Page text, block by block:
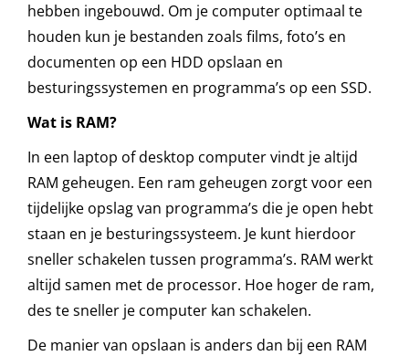
hebben ingebouwd. Om je computer optimaal te
houden kun je bestanden zoals films, foto’s en
documenten op een HDD opslaan en
besturingssystemen en programma’s op een SSD.
Wat is RAM?
In een laptop of desktop computer vindt je altijd
RAM geheugen. Een ram geheugen zorgt voor een
tijdelijke opslag van programma’s die je open hebt
staan en je besturingssysteem. Je kunt hierdoor
sneller schakelen tussen programma’s. RAM werkt
altijd samen met de processor. Hoe hoger de ram,
des te sneller je computer kan schakelen.
De manier van opslaan is anders dan bij een RAM